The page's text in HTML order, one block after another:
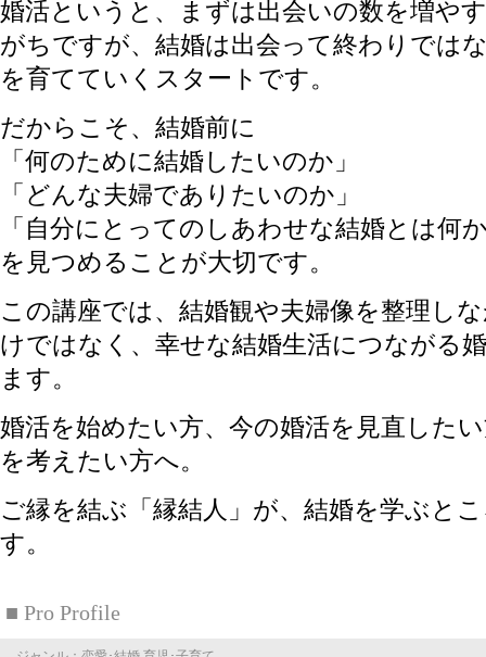
婚活というと、まずは出会いの数を増や
がちですが、結婚は出会って終わりでは
を育てていくスタートです。
だからこそ、結婚前に
「何のために結婚したいのか」
「どんな夫婦でありたいのか」
「自分にとってのしあわせな結婚とは何
を見つめることが大切です。
この講座では、結婚観や夫婦像を整理し
けではなく、幸せな結婚生活につながる
ます。
婚活を始めたい方、今の婚活を見直した
を考えたい方へ。
ご縁を結ぶ「縁結人」が、結婚を学ぶと
す。
■ Pro Profile